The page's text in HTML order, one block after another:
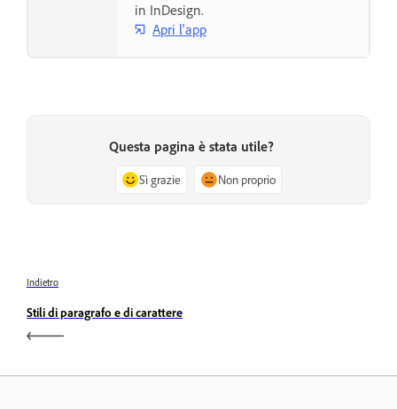
in InDesign.
Apri l'app
Questa pagina è stata utile?
Sì grazie Non proprio
Indietro
Stili di paragrafo e di carattere